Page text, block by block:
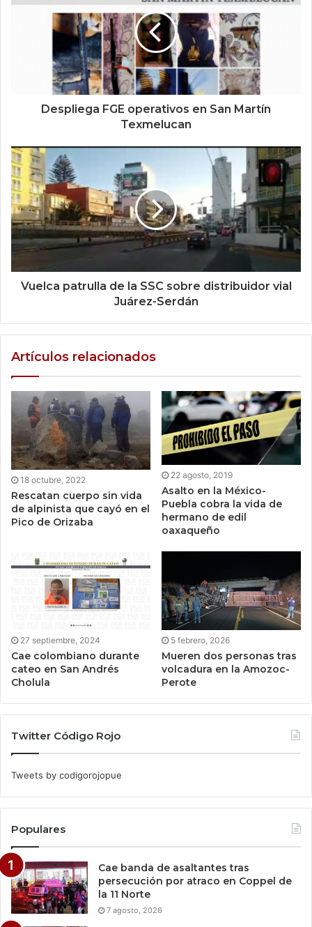
Despliega FGE operativos en San Martín
Texmelucan
Vuelca patrulla de la SSC sobre distribuidor vial
Juárez-Serdán
Artículos relacionados
18 octubre, 2022
Rescatan cuerpo sin vida
de alpinista que cayó en el
Pico de Orizaba
22 agosto, 2019
Asalto en la México-
Puebla cobra la vida de
hermano de edil
oaxaqueño
27 septiembre, 2024
Cae colombiano durante
cateo en San Andrés
Cholula
5 febrero, 2026
Mueren dos personas tras
volcadura en la Amozoc-
Perote
Twitter Código Rojo
Tweets by codigorojopue
Populares
Cae banda de asaltantes tras
persecución por atraco en Coppel de
la 11 Norte
7 agosto, 2026